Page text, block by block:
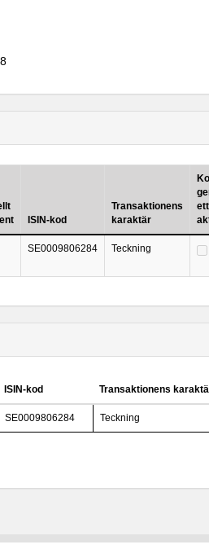
ISIN-kod
Transaktionens
karaktär
ett
SE0009806284 Teckning
ISIN-kod Transaktionens
SE0009806284 Teckning